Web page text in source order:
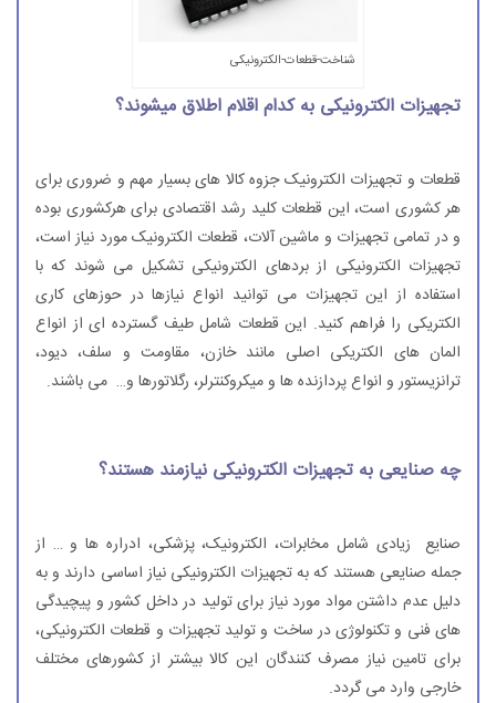
شناخت-قطعات-الکترونیکی
تجهیزات الکترونیکی به کدام اقلام اطلاق میشوند؟
قطعات و تجهیزات الکترونیک جزوه کالا های بسیار مهم و ضروری برای
هر کشوری است، این قطعات کلید رشد اقتصادی برای هرکشوری بوده
و در تمامی تجهیزات و ماشین آلات، قطعات الکترونیک مورد نیاز است،
تجهیزات الکترونیکی از بردهای الکترونیکی تشکیل می شوند که با
استفاده از این تجهیزات می توانید انواع نیازها در حوزهای کاری
الکتریکی را فراهم کنید. این قطعات شامل طیف گسترده ای از انواع
المان های الکتریکی اصلی مانند خازن، مقاومت و سلف، دیود،
ترانزیستور و انواع پردازنده ها و میکروکنترلر، رگلاتورها و… می باشند.
چه صنایعی به تجهیزات الکترونیکی نیازمند هستند؟
صنایع زیادی شامل مخابرات، الکترونیک، پزشکی، ادراره ها و … از
جمله صنایعی هستند که به تجهیزات الکترونیکی نیاز اساسی دارند و به
دلیل عدم داشتن مواد مورد نیاز برای تولید در داخل کشور و پیچیدگی
های فنی و تکنولوژی در ساخت و تولید تجهیزات و قطعات الکترونیکی،
برای تامین نیاز مصرف کنندگان این کالا بیشتر از کشورهای مختلف
خارجی وارد می گردد.